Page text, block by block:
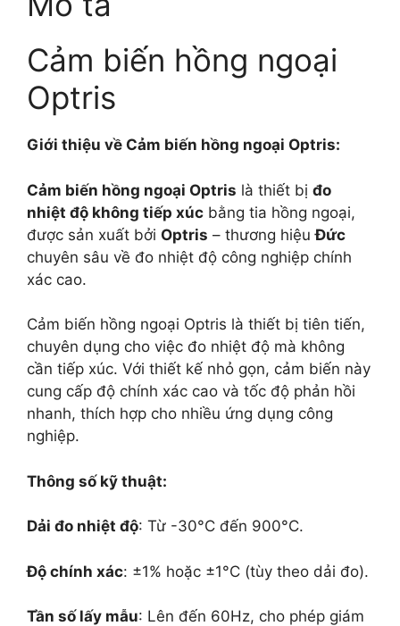
Cảm biến hồng ngoại
Optris
Giới thiệu về Cảm biến hồng ngoại Optris:
Cảm biến hồng ngoại Optris là thiết bị đo
nhiệt độ không tiếp xúc bằng tia hồng ngoại,
được sản xuất bởi Optris – thương hiệuĐức
chuyên sâu về đo nhiệt độ công nghiệp chính
xác cao.
Cảm biến hồng ngoại Optris là thiết bị tiên tiến,
chuyên dụng cho việc đo nhiệt độ mà không
cần tiếp xúc. Với thiết kế nhỏ gọn, cảm biến này
cung cấp độ chính xác cao và tốc độ phản hồi
nhanh, thích hợp cho nhiều ứng dụng công
nghiệp.
Thông số kỹ thuật:
Dải đo nhiệt độ: Từ -30°C đến 900°C.
Độ chính xác: ±1% hoặc ±1°C (tùy theo dải đo).
Tần số lấy mẫu: Lên đến 60Hz, cho phép giám